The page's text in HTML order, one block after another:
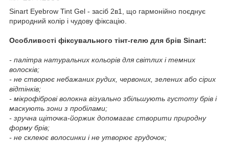
Sinart Eyebrow Tint Gel - засіб 2в1, що гармонійно поєднує
природний колір і чудову фіксацію.
Особливості фіксувального тінт-гелю для брів Sinart:
- палітра натуральних кольорів для світлих і темних
волосків;
- не створює небажаних рудих, червоних, зелених або сірих
відтінків;
- мікрофіброві волокна візуально збільшують густоту брів і
маскують зони з пробілами;
- зручна щіточка-йоржик допомагає створити природну
форму брів;
- не склеює волосинки і не утворює грудочок;